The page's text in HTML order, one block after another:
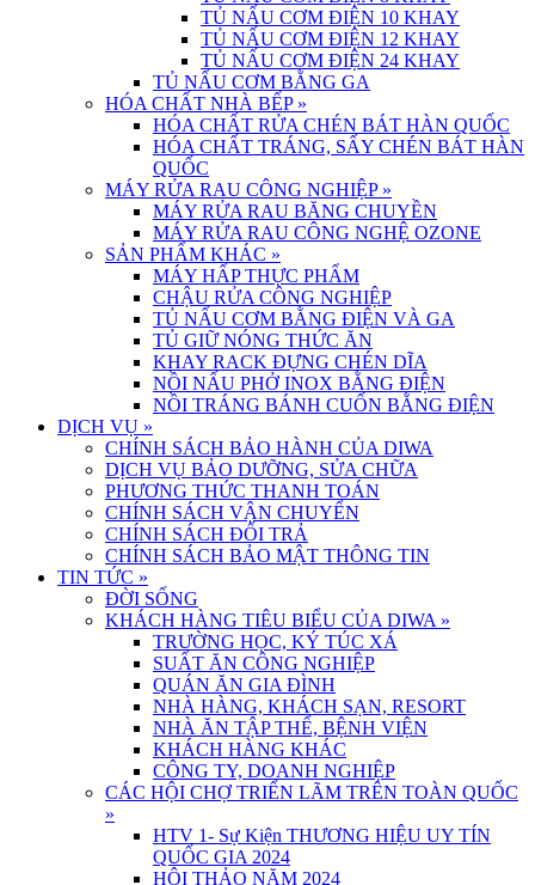
TỦ NẤU CƠM ĐIỆN 10 KHAY
TỦ NẤU CƠM ĐIỆN 12 KHAY
TỦ NẤU CƠM ĐIỆN 24 KHAY
TỦ NẤU CƠM BẰNG GA
HÓA CHẤT NHÀ BẾP »
HÓA CHẤT RỬA CHÉN BÁT HÀN QUỐC
HÓA CHẤT TRÁNG, SẤY CHÉN BÁT HÀN
QUỐC
MÁY RỬA RAU CÔNG NGHIỆP »
MÁY RỬA RAU BĂNG CHUYỀN
MÁY RỬA RAU CÔNG NGHỆ OZONE
SẢN PHẨM KHÁC »
MÁY HẤP THỰC PHẨM
CHẬU RỬA CÔNG NGHIỆP
TỦ NẤU CƠM BẰNG ĐIỆN VÀ GA
TỦ GIỮ NÓNG THỨC ĂN
KHAY RACK ĐỰNG CHÉN DĨA
NỒI NẤU PHỞ INOX BẰNG ĐIỆN
NỒI TRÁNG BÁNH CUỐN BẰNG ĐIỆN
DỊCH VỤ »
CHÍNH SÁCH BẢO HÀNH CỦA DIWA
DỊCH VỤ BẢO DƯỠNG, SỬA CHỮA
PHƯƠNG THỨC THANH TOÁN
CHÍNH SÁCH VẬN CHUYỂN
CHÍNH SÁCH ĐỔI TRẢ
CHÍNH SÁCH BẢO MẬT THÔNG TIN
TIN TỨC »
ĐỜI SỐNG
KHÁCH HÀNG TIÊU BIỂU CỦA DIWA »
TRƯỜNG HỌC, KÝ TÚC XÁ
SUẤT ĂN CÔNG NGHIỆP
QUÁN ĂN GIA ĐÌNH
NHÀ HÀNG, KHÁCH SẠN, RESORT
NHÀ ĂN TẬP THỂ, BỆNH VIỆN
KHÁCH HÀNG KHÁC
CÔNG TY, DOANH NGHIỆP
CÁC HỘI CHỢ TRIỂN LÃM TRÊN TOÀN QUỐC
»
HTV 1- Sự Kiện THƯƠNG HIỆU UY TÍN
QUỐC GIA 2024
HỘI THẢO NĂM 2024